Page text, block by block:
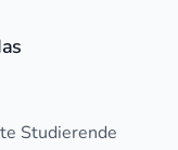
Studierende